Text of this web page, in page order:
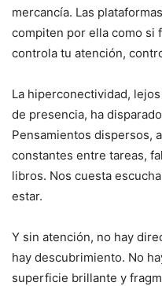
mercancía. Las
compiten por ella como si
controla tu atención,
La hiperconectividad,
de presencia, ha
Pensamientos dispersos,
constantes entre tareas,
libros. Nos cuesta
estar.
Y sin atención, no hay
hay descubrimiento. No
superficie brillante y